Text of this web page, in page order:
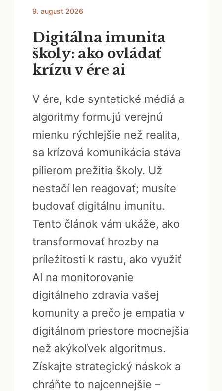
9. august 2026
Digitálna imunita
školy: ako ovládať
krízu v ére ai
V ére, kde syntetické médiá a
algoritmy formujú verejnú
mienku rýchlejšie než realita,
sa krízová komunikácia stáva
pilierom prežitia školy. Už
nestačí len reagovať; musíte
budovať digitálnu imunitu.
Tento článok vám ukáže, ako
transformovať hrozby na
príležitosti k rastu, ako využiť
AI na monitorovanie
digitálneho zdravia vašej
komunity a prečo je empatia v
digitálnom priestore mocnejšia
než akýkoľvek algoritmus.
Získajte strategický náskok a
chráňte to najcennejšie –